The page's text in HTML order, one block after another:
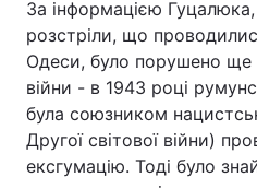
За інформацією
розстріли, що
Одеси, було порушено ще
війни - в 1943 році
була союзником
Другої світової війни)
ексгумацію. Тоді було